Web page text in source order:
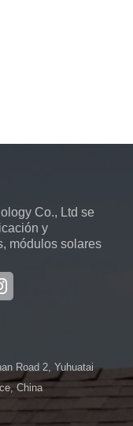
Co., Ltd se
y
módulos solares
ubicada en
Nanjing, con una
Road 2, Yuhuatai
China